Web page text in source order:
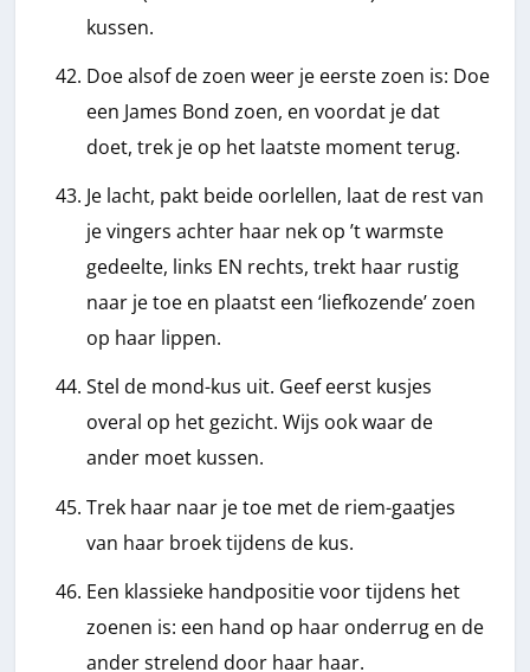
kussen.
Doe alsof de zoen weer je eerste zoen is: Doe
een James Bond zoen, en voordat je dat
doet, trek je op het laatste moment terug.
Je lacht, pakt beide oorlellen, laat de rest van
je vingers achter haar nek op ’t warmste
gedeelte, links EN rechts, trekt haar rustig
naar je toe en plaatst een ‘liefkozende’ zoen
op haar lippen.
Stel de mond-kus uit. Geef eerst kusjes
overal op het gezicht. Wijs ook waar de
ander moet kussen.
Trek haar naar je toe met de riem-gaatjes
van haar broek tijdens de kus.
Een klassieke handpositie voor tijdens het
zoenen is: een hand op haar onderrug en de
ander strelend door haar haar.